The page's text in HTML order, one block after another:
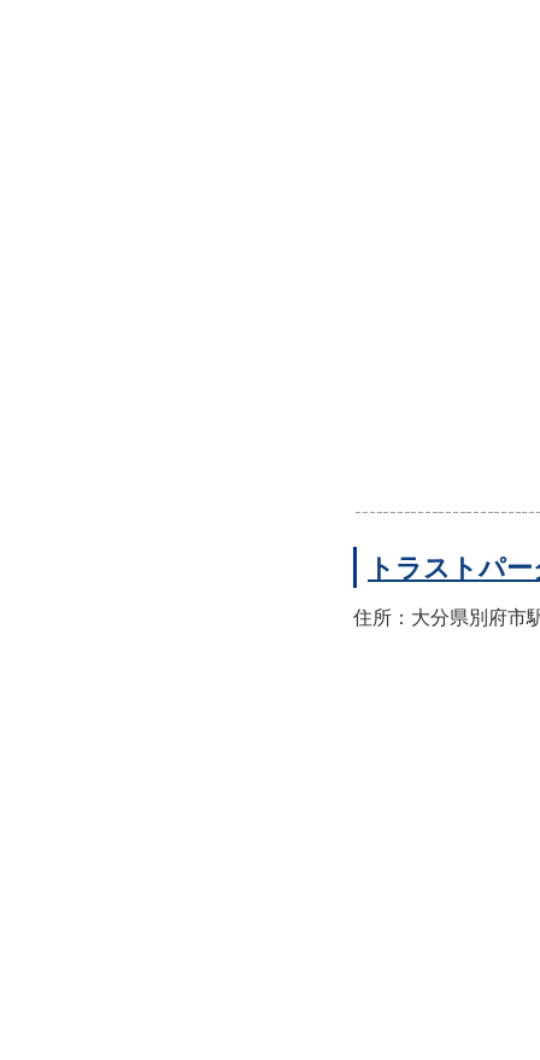
トラストパ
住所：大分県別府市